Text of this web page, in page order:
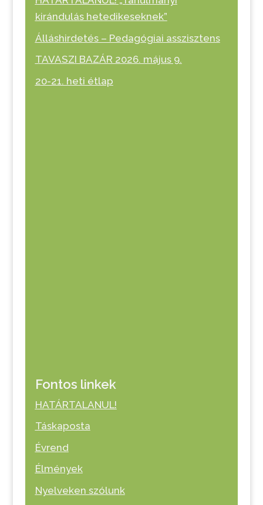
kirándulás hetedikeseknek”
Álláshirdetés – Pedagógiai asszisztens
TAVASZI BAZÁR 2026. május 9.
20-21. heti étlap
Fontos linkek
HATÁRTALANUL!
Táskaposta
Évrend
Élmények
Nyelveken szólunk